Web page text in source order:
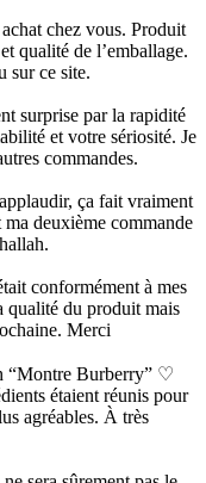
chez vous. Produit
qualité de l’emballage.
sur ce site.
surprise par la rapidité
et votre sériosité. Je
commandes.
ça fait vraiment
deuxième commande
conformément à mes
qualité du produit mais
Merci
“Montre Burberry” ♡
étaient réunis pour
agréables. À très